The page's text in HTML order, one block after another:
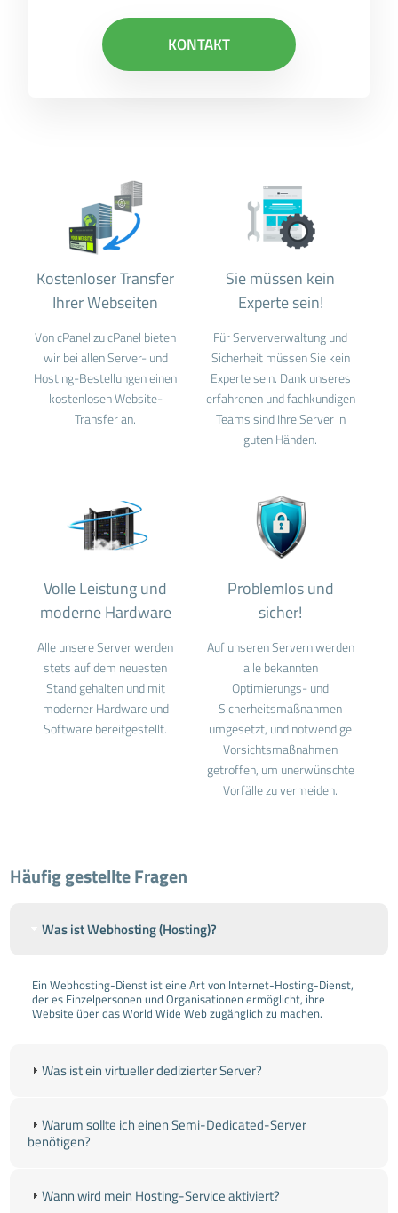
KONTAKT
Kostenloser Transfer
Ihrer Webseiten
Von cPanel zu cPanel bieten
wir bei allen Server- und
Hosting-Bestellungen einen
kostenlosen Website-
Transfer an.
Sie müssen kein
Experte sein!
Für Serververwaltung und
Sicherheit müssen Sie kein
Experte sein. Dank unseres
erfahrenen und fachkundigen
Teams sind Ihre Server in
guten Händen.
Volle Leistung und
moderne Hardware
Alle unsere Server werden
stets auf dem neuesten
Stand gehalten und mit
moderner Hardware und
Software bereitgestellt.
Problemlos und
sicher!
Auf unseren Servern werden
alle bekannten
Optimierungs- und
Sicherheitsmaßnahmen
umgesetzt, und notwendige
Vorsichtsmaßnahmen
getroffen, um unerwünschte
Vorfälle zu vermeiden.
Häufig gestellte Fragen
Was ist Webhosting (Hosting)?
Ein Webhosting-Dienst ist eine Art von Internet-Hosting-Dienst,
der es Einzelpersonen und Organisationen ermöglicht, ihre
Website über das World Wide Web zugänglich zu machen.
Was ist ein virtueller dedizierter Server?
Warum sollte ich einen Semi-Dedicated-Server
benötigen?
Wann wird mein Hosting-Service aktiviert?